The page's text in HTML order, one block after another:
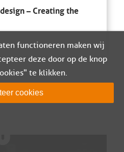
– Creating the
functioneren maken wij
deze door op de knop
te klikken.
cookies